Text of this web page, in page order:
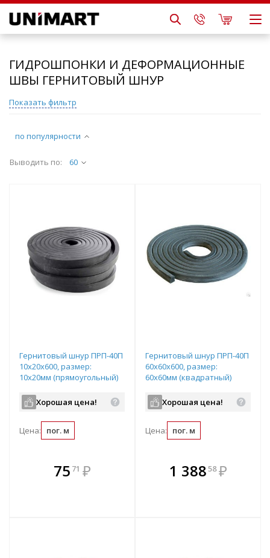
ГИДРОШПОНКИ И ДЕФОРМАЦИОННЫЕ
ШВЫ ГЕРНИТОВЫЙ ШНУР
по популярности
Выводить по: 60
Гернитовый шнур ПРП-40П
10x20x600, размер:
10х20мм (прямоугольный)
Хорошая цена!
Цена: пог. м
75 71 ₽
В комплекте
всегда выгоднее!
Гернитовый шнур ПРП-40П
60x60x600, размер:
60х60мм (квадратный)
Хорошая цена!
Цена: пог. м
В комплекте
всегда выгоднее!
1 38858 ₽
Показать фильтр